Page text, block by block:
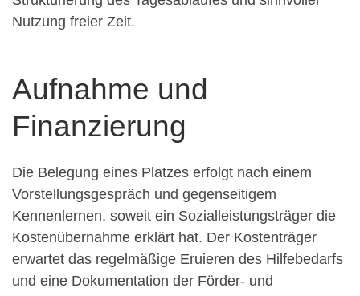
Nutzung freier Zeit.
Aufnahme und
Finanzierung
Die Belegung eines Platzes erfolgt nach einem
Vorstellungsgespräch und gegenseitigem
Kennenlernen, soweit ein Sozialleistungsträger die
Kostenübernahme erklärt hat. Der Kostenträger
erwartet das regelmäßige Eruieren des Hilfebedarfs
und eine Dokumentation der Förder- und